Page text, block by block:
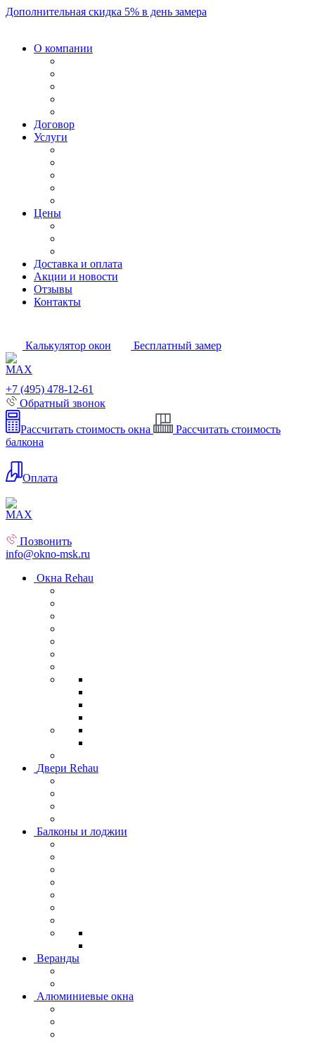
Дополнительная скидка 5% в день замера
О компании
Договор
Услуги
Цены
Доставка и оплата
Акции и новости
Отзывы
Контакты
Калькулятор окон Бесплатный замер
+7 (495) 478-12-61
Обратный звонок
Рассчитать стоимость окна
Рассчитать стоимость
балкона
Оплата
Позвонить
info@okno-msk.ru
Окна Rehau
Двери Rehau
Балконы и лоджии
Веранды
Алюминиевые окна